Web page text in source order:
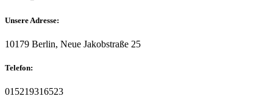
Unsere Adresse:
10179 Berlin, Neue Jakobstraße 25
Telefon:
015219316523